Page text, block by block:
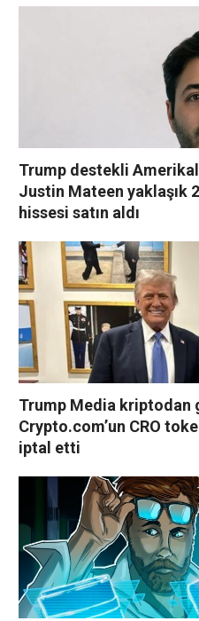
Trump destekli
Justin Mateen yaklaşık
hissesi satın aldı
Trump Media kriptodan
Crypto.com’un CRO
iptal etti